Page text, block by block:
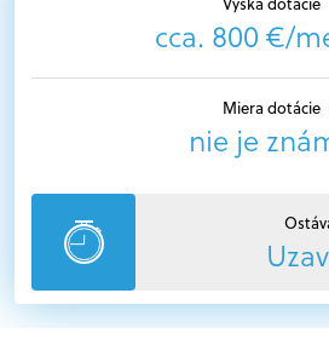
cca. 800 €/
Miera dotácie
nie je